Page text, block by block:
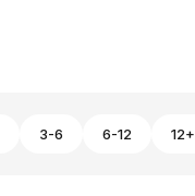
3-6 6-12 12+